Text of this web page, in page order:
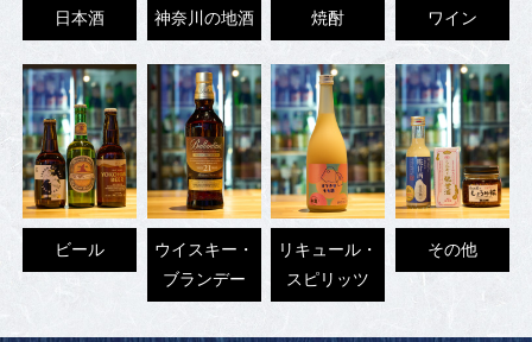
日本酒 神奈川の地酒 焼酎 ワイン
ビール
ウイスキー・
ブランデー
リキュール・
スピリッツ
その他